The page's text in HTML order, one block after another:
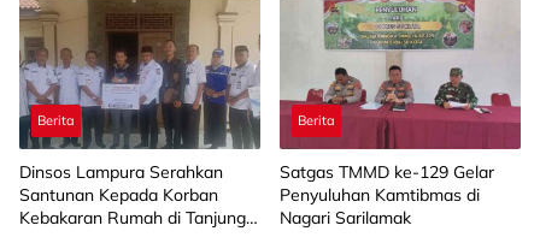
Berita
Dinsos Lampura Serahkan
Santunan Kepada Korban
Kebakaran Rumah di Tanjung
Berita
Satgas TMMD ke-129 Gelar
Penyuluhan Kamtibmas di
Nagari Sarilamak